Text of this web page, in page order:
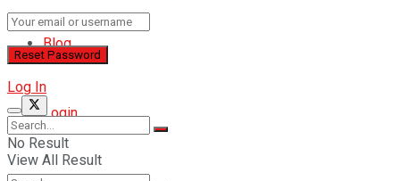
Blog
Login
Log In
No Result
View All Result